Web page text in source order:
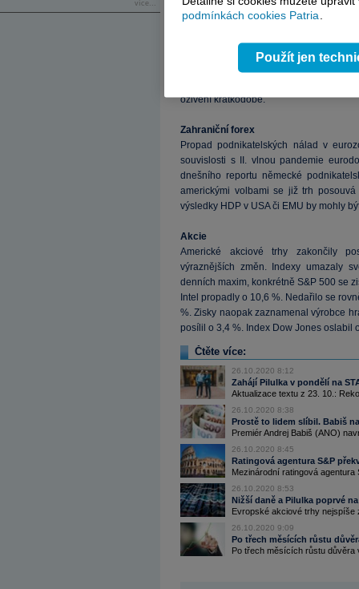
více...
devizové intervence a záporné sazby
prospěch stability sazeb se vyslovili i
ním spojených (a nejspíše i dále
dočkat až v pátek, kdy bude
oživení krátkodobé.
Zahraniční forex
Propad podnikatelských nálad v
souvislosti s II. vlnou pandemie
dnešního reportu německé
americkými volbami se již trh
výsledky HDP v USA či EMU by mohly
Akcie
Americké akciové trhy zakončily
výraznějších změn. Indexy umazaly
denních maxim, konkrétně S&P 500 se
Intel propadly o 10,6 %. Nedařilo se
%. Zisky naopak zaznamenal výrobce
posílil o 3,4 %. Index Dow Jones oslabil
Čtěte více:
26.10.2020 8:12
Zahájí Pilulka v pondělí na
Aktualizace textu z 23. 10.:
26.10.2020 8:38
Prostě to lidem slíbil. Babiš
Premiér Andrej Babiš (ANO)
26.10.2020 8:45
Ratingová agentura S&P
Mezinárodní ratingová
26.10.2020 8:53
Nižší daně a Pilulka poprvé
Evropské akciové trhy nejspíše
26.10.2020 9:09
Po třech měsících růstu
Po třech měsících růstu důvěra
podmínkách cookies Patria.
Použít jen